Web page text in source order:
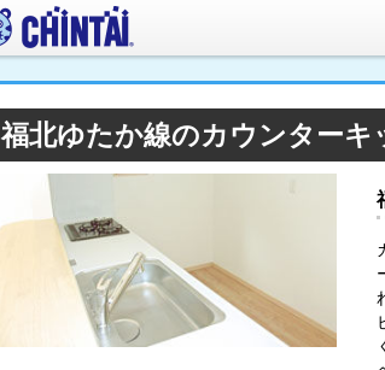
福北ゆたか線のカウンターキ